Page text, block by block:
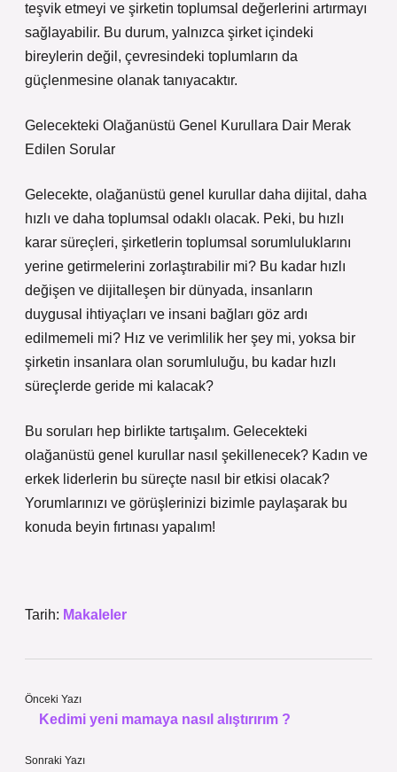
teşvik etmeyi ve şirketin toplumsal değerlerini artırmayı
sağlayabilir. Bu durum, yalnızca şirket içindeki
bireylerin değil, çevresindeki toplumların da
güçlenmesine olanak tanıyacaktır.
Gelecekteki Olağanüstü Genel Kurullara Dair Merak
Edilen Sorular
Gelecekte, olağanüstü genel kurullar daha dijital, daha
hızlı ve daha toplumsal odaklı olacak. Peki, bu hızlı
karar süreçleri, şirketlerin toplumsal sorumluluklarını
yerine getirmelerini zorlaştırabilir mi? Bu kadar hızlı
değişen ve dijitalleşen bir dünyada, insanların
duygusal ihtiyaçları ve insani bağları göz ardı
edilmemeli mi? Hız ve verimlilik her şey mi, yoksa bir
şirketin insanlara olan sorumluluğu, bu kadar hızlı
süreçlerde geride mi kalacak?
Bu soruları hep birlikte tartışalım. Gelecekteki
olağanüstü genel kurullar nasıl şekillenecek? Kadın ve
erkek liderlerin bu süreçte nasıl bir etkisi olacak?
Yorumlarınızı ve görüşlerinizi bizimle paylaşarak bu
konuda beyin fırtınası yapalım!
Tarih: Makaleler
Önceki Yazı
Kedimi yeni mamaya nasıl alıştırırım ?
Sonraki Yazı